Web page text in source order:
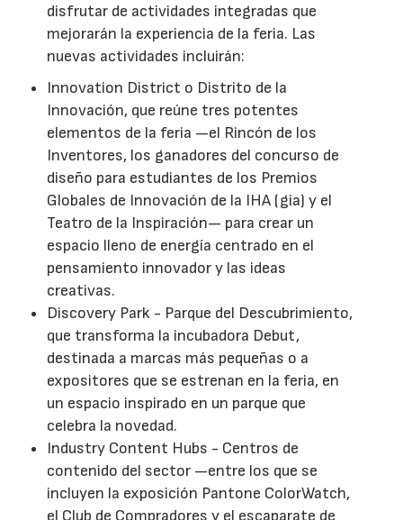
disfrutar de actividades integradas que
mejorarán la experiencia de la feria. Las
nuevas actividades incluirán:
Innovation District o Distrito de la
Innovación, que reúne tres potentes
elementos de la feria —el Rincón de los
Inventores, los ganadores del concurso de
diseño para estudiantes de los Premios
Globales de Innovación de la IHA (gia) y el
Teatro de la Inspiración— para crear un
espacio lleno de energía centrado en el
pensamiento innovador y las ideas
creativas.
Discovery Park - Parque del Descubrimiento,
que transforma la incubadora Debut,
destinada a marcas más pequeñas o a
expositores que se estrenan en la feria, en
un espacio inspirado en un parque que
celebra la novedad.
Industry Content Hubs - Centros de
contenido del sector —entre los que se
incluyen la exposición Pantone ColorWatch,
el Club de Compradores y el escaparate de